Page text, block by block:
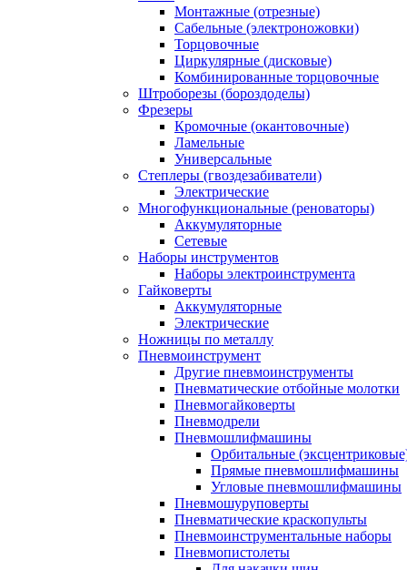
Монтажные (отрезные)
Сабельные (электроножовки)
Торцовочные
Циркулярные (дисковые)
Комбинированные торцовочные
Штроборезы (бороздоделы)
Фрезеры
Кромочные (окантовочные)
Ламельные
Универсальные
Степлеры (гвоздезабиватели)
Электрические
Многофункциональные (реноваторы)
Аккумуляторные
Сетевые
Наборы инструментов
Наборы электроинструмента
Гайковерты
Аккумуляторные
Электрические
Ножницы по металлу
Пневмоинструмент
Другие пневмоинструменты
Пневматические отбойные молотки
Пневмогайковерты
Пневмодрели
Пневмошлифмашины
Орбитальные
Прямые пневмошлифмашины
Угловые пневмошлифмашины
Пневмошуруповерты
Пневматические краскопульты
Пневмоинструментальные наборы
Пневмопистолеты